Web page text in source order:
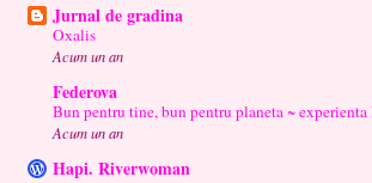
Jurnal de gradina
Oxalis
Acum un an
Federova
Bun pentru tine, bun pentru planeta ~ experienta
Acum un an
Hapi. Riverwoman